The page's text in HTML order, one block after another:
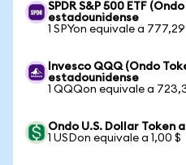
SPDR S&P 500 ETF
estadounidense
1 SPYon equivale a 777,29
Invesco QQQ (Ondo
estadounidense
1 QQQon equivale a
Ondo U.S. Dollar Token
1 USDon equivale a 1,00 $